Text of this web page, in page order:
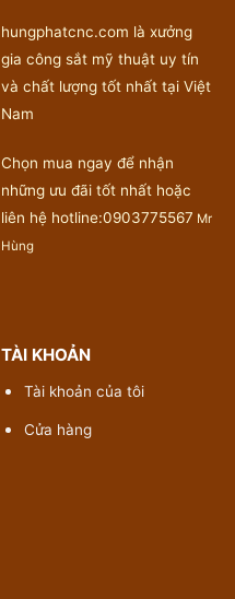
hungphatcnc.com là xưởng
gia công sắt mỹ thuật uy tín
và chất lượng tốt nhất tại Việt
Nam
Chọn mua ngay để nhận
những ưu đãi tốt nhất hoặc
liên hệ hotline:0903775567 Mr
Hùng
TÀI KHOẢN
Tài khoản của tôi
Cửa hàng